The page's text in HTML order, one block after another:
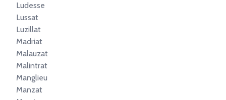
Ludesse
Lussat
Luzillat
Madriat
Malauzat
Malintrat
Manglieu
Manzat